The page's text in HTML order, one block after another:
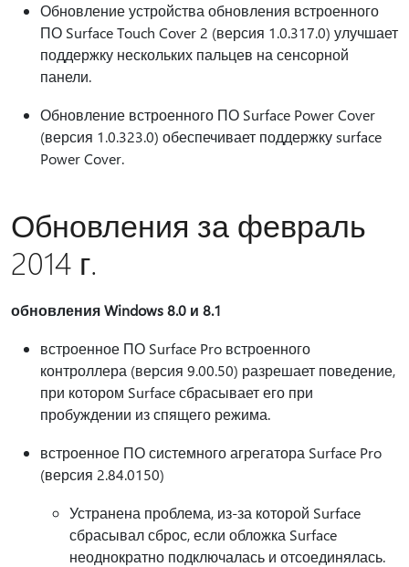
Обновление устройства обновления встроенного
ПО Surface Touch Cover 2 (версия 1.0.317.0) улучшает
поддержку нескольких пальцев на сенсорной
панели.
Обновление встроенного ПО Surface Power Cover
(версия 1.0.323.0) обеспечивает поддержку surface
Power Cover.
Обновления за февраль
2014 г.
обновления Windows 8.0 и 8.1
встроенное ПО Surface Pro встроенного
контроллера (версия 9.00.50) разрешает поведение,
при котором Surface сбрасывает его при
пробуждении из спящего режима.
встроенное ПО системного агрегатора Surface Pro
(версия 2.84.0150)
Устранена проблема, из-за которой Surface
сбрасывал сброс, если обложка Surface
неоднократно подключалась и отсоединялась.